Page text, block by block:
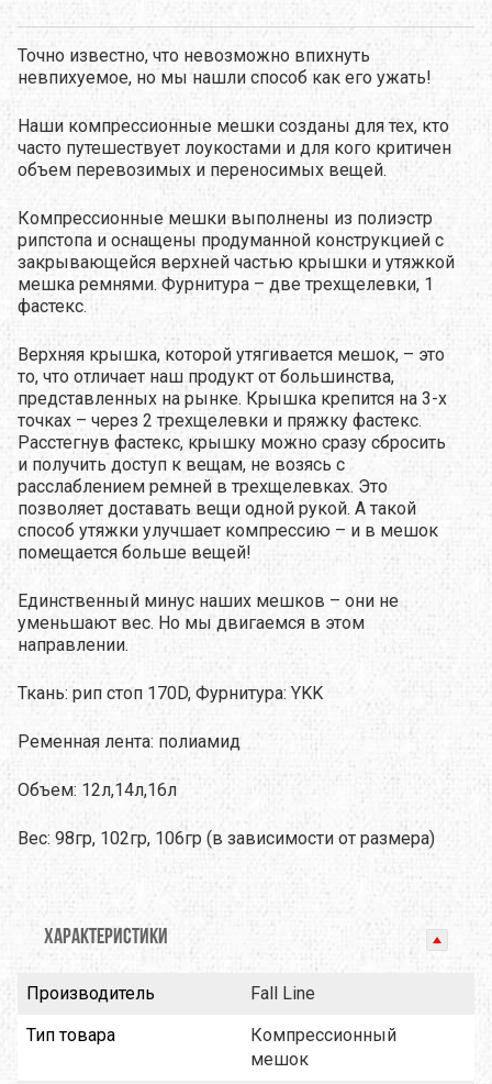
Точно известно, что невозможно впихнуть
невпихуемое, но мы нашли способ как его ужать!
Наши компрессионные мешки созданы для тех, кто
часто путешествует лоукостами и для кого критичен
объем перевозимых и переносимых вещей.
Компрессионные мешки выполнены из полиэстр
рипстопа и оснащены продуманной конструкцией с
закрывающейся верхней частью крышки и утяжкой
мешка ремнями. Фурнитура – две трехщелевки, 1
фастекс.
Верхняя крышка, которой утягивается мешок, – это
то, что отличает наш продукт от большинства,
представленных на рынке. Крышка крепится на 3-х
точках – через 2 трехщелевки и пряжку фастекс.
Расстегнув фастекс, крышку можно сразу сбросить
и получить доступ к вещам, не возясь с
расслаблением ремней в трехщелевках. Это
позволяет доставать вещи одной рукой. А такой
способ утяжки улучшает компрессию – и в мешок
помещается больше вещей!
Единственный минус наших мешков – они не
уменьшают вес. Но мы двигаемся в этом
направлении.
Ткань: рип стоп 170D, Фурнитура: YKK
Ременная лента: полиамид
Объем: 12л,14л,16л
Вес: 98гр, 102гр, 106гр (в зависимости от размера)
ХАРАКТЕРИСТИКИ
Производитель
Fall Line
Тип товара
Компрессионный
мешок